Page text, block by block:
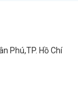
Phú,TP. Hồ Chí